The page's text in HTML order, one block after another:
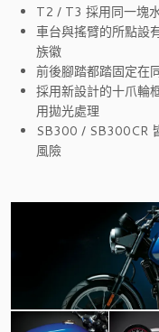
T2 / T3 採用同一塊
車台與搖臂的所點設
族徽
前後腳踏都踏固定在
採用新設計的十爪輪
用拋光處理
SB300 / SB300CR
風險